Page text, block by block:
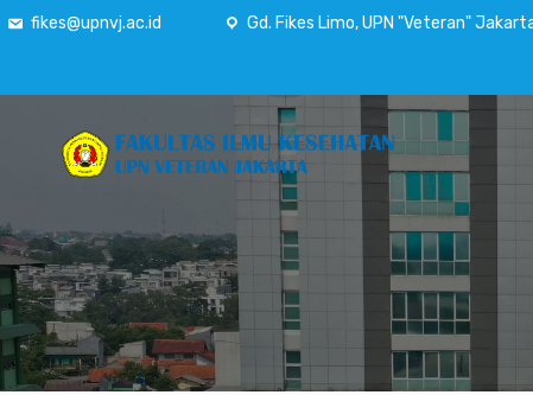
fikes@upnvj.ac.id Gd. Fikes Limo, UPN "Veteran"